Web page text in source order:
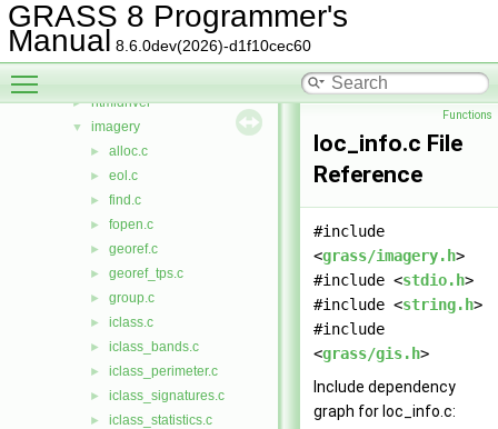
GRASS 8 Programmer's
Manual 8.6.0dev(2026)-d1f10cec60
► external
► gis
► gmath
► htmldriver
▼ imagery
► alloc.c
► eol.c
► find.c
► fopen.c
► georef.c
► georef_tps.c
► group.c
► iclass.c
► iclass_bands.c
► iclass_perimeter.c
► iclass_signatures.c
► iclass_statistics.c
Functions
loc_info.c File
Reference
#include
<grass/imagery.h>
#include <stdio.h>
#include <string.h>
#include
<grass/gis.h>
Include dependency
graph for loc_info.c: